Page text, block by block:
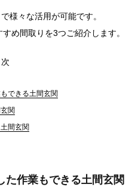
様々な活用が可能です。
め間取りを3つご紹介します。
できる土間玄関
関
間玄関
た作業もできる土間玄関